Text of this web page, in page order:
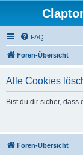
FAQ
Foren-Übersicht
Alle Cookies
Bist du dir sicher,
Foren-Übersicht